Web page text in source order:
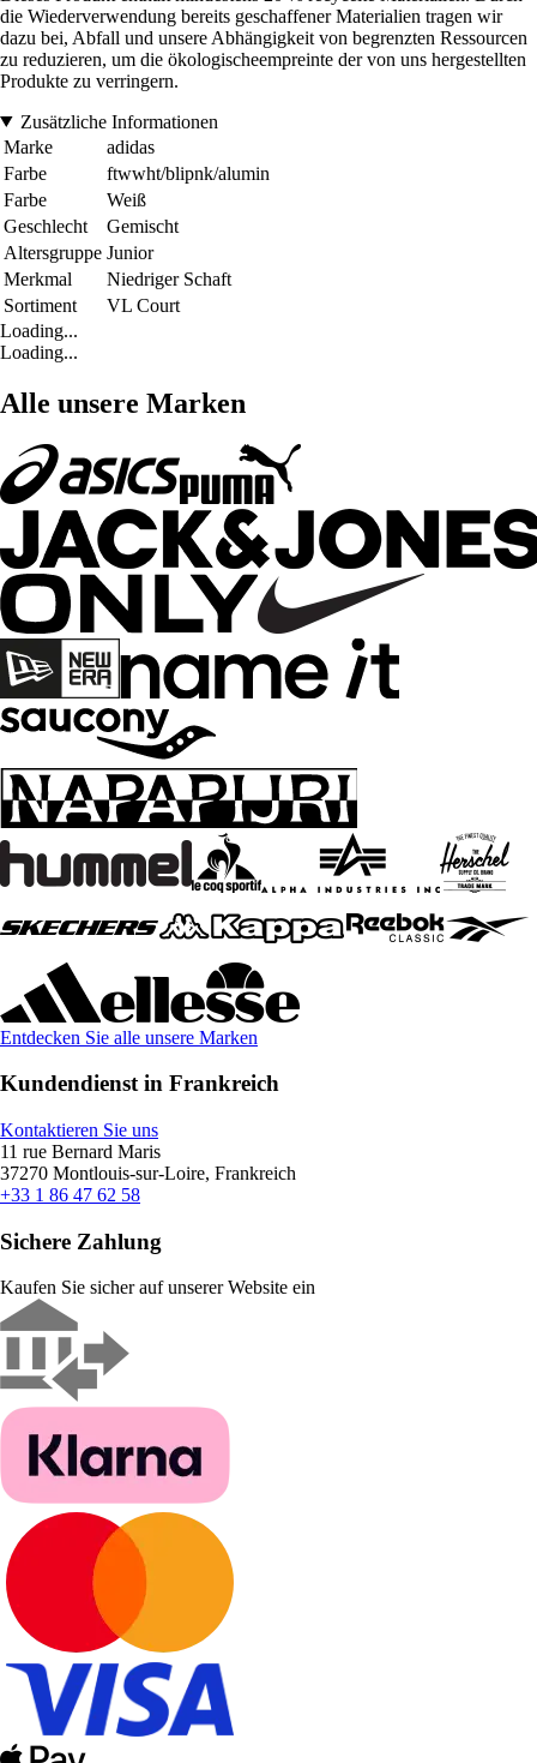
die Wiederverwendung bereits geschaffener Materialien tragen wir
dazu bei, Abfall und unsere Abhängigkeit von begrenzten Ressourcen
zu reduzieren, um die ökologischeempreinte der von uns hergestellten
Produkte zu verringern.
Zusätzliche Informationen
Marke
adidas
Farbe
ftwwht/blipnk/alumin
Farbe
Weiß
Geschlecht
Gemischt
Altersgruppe Junior
Merkmal
Niedriger Schaft
Sortiment
VL Court
Loading...
Loading...
Alle unsere Marken
Entdecken Sie alle unsere Marken
Kundendienst in Frankreich
Kontaktieren Sie uns
11 rue Bernard Maris
37270 Montlouis-sur-Loire, Frankreich
+33 1 86 47 62 58
Sichere Zahlung
Kaufen Sie sicher auf unserer Website ein